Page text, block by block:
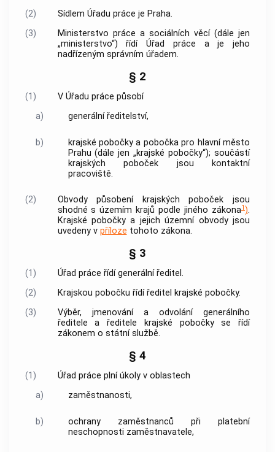
(2)
Sídlem Úřadu práce je Praha.
(3)
Ministerstvo práce a sociálních věcí (dále jen
„ministerstvo“) řídí Úřad práce a je jeho
nadřízeným správním úřadem.
§ 2
(1)
V Úřadu práce působí
a)
generální ředitelství,
b)
krajské pobočky a pobočka pro hlavní město
Prahu (dále jen „krajské pobočky“); součástí
krajských poboček jsou kontaktní
pracoviště.
(2)
Obvody působení krajských poboček jsou
shodné súzemím krajů podle jiného zákona1).
Krajské pobočky a jejich územní obvody jsou
uvedeny v příloze tohoto zákona.
§ 3
(1)
Úřad práce řídí generální ředitel.
(2)
Krajskou pobočku řídí ředitel krajské pobočky.
(3)
Výběr, jmenování a odvolání generálního
ředitele a ředitele krajské pobočky se řídí
zákonem o státní službě.
§ 4
(1)
Úřad práce plní úkoly v oblastech
a)
zaměstnanosti,
b)
ochrany zaměstnanců při platební
neschopnosti zaměstnavatele,